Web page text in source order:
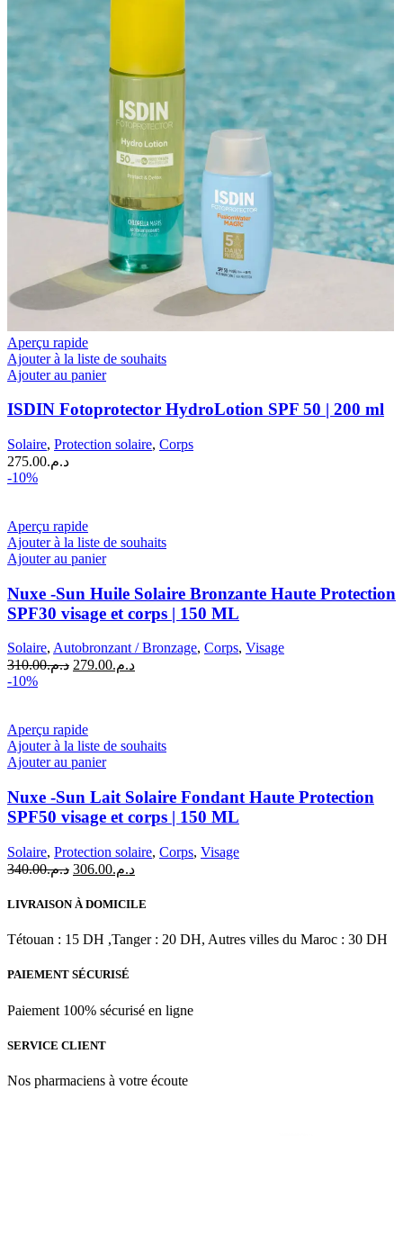
Aperçu rapide
Ajouter à la liste de souhaits
Ajouter au panier
ISDIN Fotoprotector HydroLotion SPF 50 | 200 ml
Solaire, Protection solaire, Corps
د.م.275.00
-10%
Aperçu rapide
Ajouter à la liste de souhaits
Ajouter au panier
Nuxe -Sun Huile Solaire Bronzante Haute Protection
SPF30 visage et corps | 150 ML
Solaire, Autobronzant / Bronzage, Corps, Visage
د.م.310.00
Le
د.م.279.00
Le
-10%
Aperçu rapide
Ajouter à la liste de souhaits
Ajouter au panier
Nuxe -Sun Lait Solaire Fondant Haute Protection
SPF50 visage et corps | 150 ML
Solaire, Protection solaire, Corps, Visage
د.م.340.00
Le
initial
د.م.306.00
Le
actuel
د.م.306.00.
LIVRAISON À DOMICILE
Tétouan : 15 DH ,Tanger : 20 DH, Autres villes du Maroc : 30 DH
PAIEMENT SÉCURISÉ
Paiement 100% sécurisé en ligne
SERVICE CLIENT
Nos pharmaciens à votre écoute